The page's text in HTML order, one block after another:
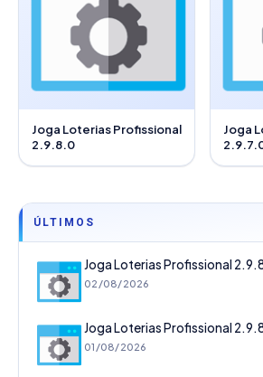
Joga Loterias Profissional
2.9.8.0
Joga
ÚLTIMOS
Joga Loterias Profissional
02/08/2026
Joga Loterias Profissional
01/08/2026